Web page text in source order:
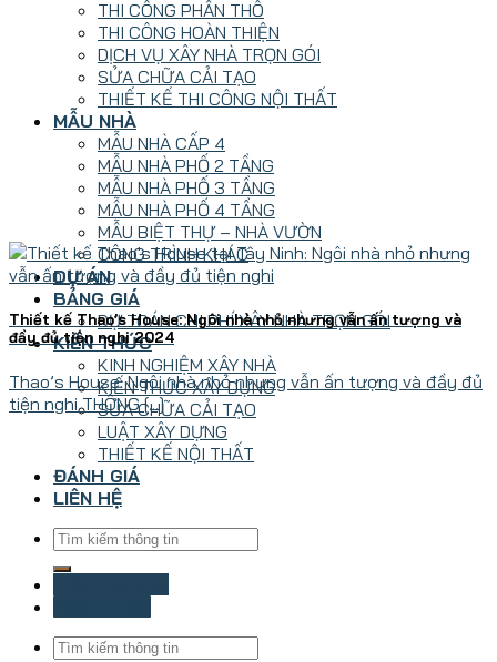
THI CÔNG PHẦN THÔ
THI CÔNG HOÀN THIỆN
DỊCH VỤ XÂY NHÀ TRỌN GÓI
SỬA CHỮA CẢI TẠO
THIẾT KẾ THI CÔNG NỘI THẤT
MẪU NHÀ
MẪU NHÀ CẤP 4
MẪU NHÀ PHỐ 2 TẦNG
MẪU NHÀ PHỐ 3 TẦNG
MẪU NHÀ PHỐ 4 TẦNG
MẪU BIỆT THỰ – NHÀ VƯỜN
CÔNG TRÌNH KHÁC
DỰ ÁN
BẢNG GIÁ
DỰ TOÁN CHI PHÍ XÂY NHÀ TRỌN GÓI
KIẾN THỨC
KINH NGHIỆM XÂY NHÀ
KIẾN THỨC XÂY DỰNG
SỬA CHỮA CẢI TẠO
LUẬT XÂY DỰNG
THIẾT KẾ NỘI THẤT
ĐÁNH GIÁ
LIÊN HỆ
Thiết kế Thao’s House: Ngôi nhà nhỏ nhưng vẫn ấn tượng và
đầy đủ tiện nghi 2024
Thao’s House: Ngôi nhà nhỏ nhưng vẫn ấn tượng và đầy đủ
tiện nghi THÔNG [...]